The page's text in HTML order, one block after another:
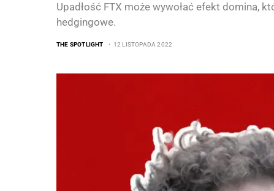
Upadłość FTX może wywołać efekt domina,
hedgingowe.
THE SPOTLIGHT 12 LISTOPADA 2022